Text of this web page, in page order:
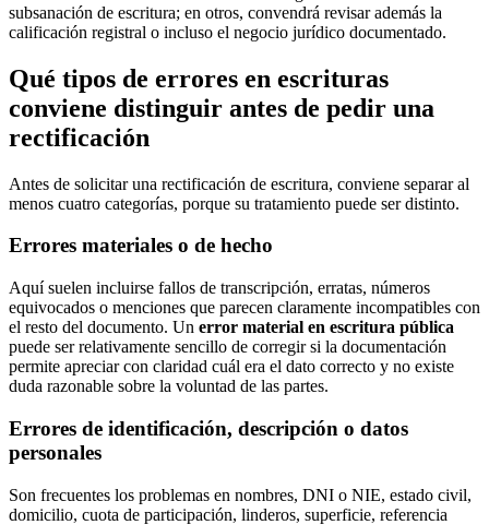
subsanación de escritura; en otros, convendrá revisar además la
calificación registral o incluso el negocio jurídico documentado.
Qué tipos de errores en escrituras
conviene distinguir antes de pedir una
rectificación
Antes de solicitar una rectificación de escritura, conviene separar al
menos cuatro categorías, porque su tratamiento puede ser distinto.
Errores materiales o de hecho
Aquí suelen incluirse fallos de transcripción, erratas, números
equivocados o menciones que parecen claramente incompatibles con
el resto del documento. Un error material en escritura pública
puede ser relativamente sencillo de corregir si la documentación
permite apreciar con claridad cuál era el dato correcto y no existe
duda razonable sobre la voluntad de las partes.
Errores de identificación, descripción o datos
personales
Son frecuentes los problemas en nombres, DNI o NIE, estado civil,
domicilio, cuota de participación, linderos, superficie, referencia